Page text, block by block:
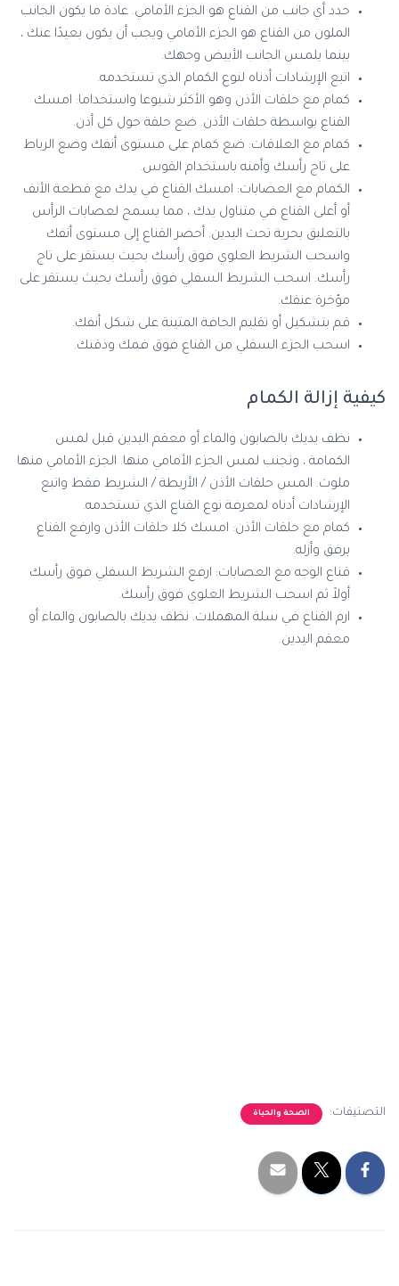
حدد أي جانب من القناع هو الجزء الأمامي. عادة ما يكون الجانب
الملون من القناع هو الجزء الأمامي ويجب أن يكون بعيدًا عنك ،
بينما يلمس الجانب الأبيض وجهك.
اتبع الإرشادات أدناه لنوع الكمام الذي تستخدمه.
كمام مع حلقات الأذن وهو الأكثر شيوعا واستخداما: امسك
القناع بواسطة حلقات الأذن. ضع حلقة حول كل أذن.
كمام مع العلاقات: ضع كمام على مستوى أنفك وضع الرباط
على تاج رأسك وأمنه باستخدام القوس.
الكمام مع العصابات: امسك القناع في يدك مع قطعة الأنف
أو أعلى القناع في متناول يدك ، مما يسمح لعصابات الرأس
بالتعليق بحرية تحت اليدين. أحضر القناع إلى مستوى أنفك
واسحب الشريط العلوي فوق رأسك بحيث يستقر على تاج
رأسك. اسحب الشريط السفلي فوق رأسك بحيث يستقر على
مؤخرة عنقك.
قم بتشكيل أو تقليم الحافة المتينة على شكل أنفك.
اسحب الجزء السفلي من القناع فوق فمك وذقنك.
كيفية إزالة الكمام
نظف يديك بالصابون والماء أو معقم اليدين قبل لمس
الكمامة ، وتجنب لمس الجزء الأمامي منها. الجزء الأمامي منها
ملوث. المس حلقات الأذن / الأربطة / الشريط فقط واتبع
الإرشادات أدناه لمعرفة نوع القناع الذي تستخدمه.
كمام مع حلقات الأذن: امسك كلا حلقات الأذن وارفع القناع
برفق وأزله.
قناع الوجه مع العصابات: ارفع الشريط السفلي فوق رأسك
أولاً ثم اسحب الشريط العلوي فوق رأسك.
ارم القناع في سلة المهملات. نظف يديك بالصابون والماء أو
معقم اليدين.
التصنيفات: الصحة والحياة